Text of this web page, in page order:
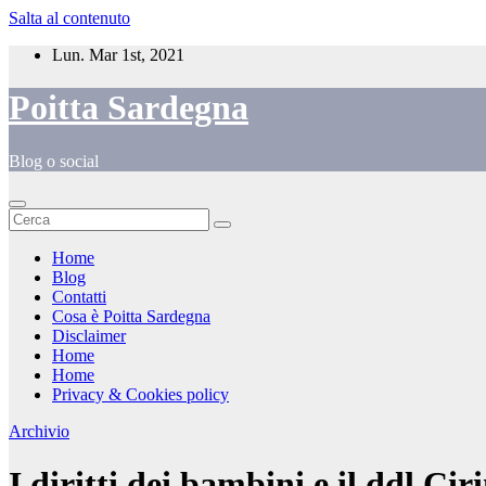
Salta al contenuto
Lun. Mar 1st, 2021
Poitta Sardegna
Blog o social
Home
Blog
Contatti
Cosa è Poitta Sardegna
Disclaimer
Home
Home
Privacy & Cookies policy
Archivio